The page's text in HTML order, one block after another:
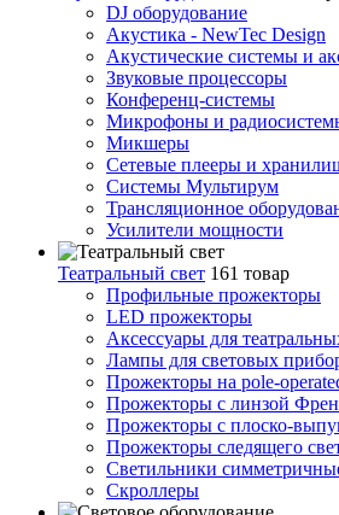
DJ оборудование
Акустика - NewTec Design
Акустические системы и
Звуковые процессоры
Конференц-системы
Микрофоны и
Микшеры
Сетевые плееры и
Системы Мультирум
Трансляционное
Усилители мощности
Театральный свет 161 товар
Профильные прожекторы
LED прожекторы
Аксессуары для
Лампы для световых
Прожекторы на pole-
Прожекторы с линзой
Прожекторы с плоско-
Прожекторы следящего
Светильники
Скроллеры